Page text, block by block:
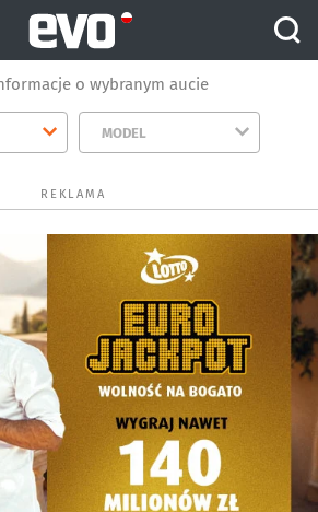
o wybranym aucie
MODEL
REKLAMA